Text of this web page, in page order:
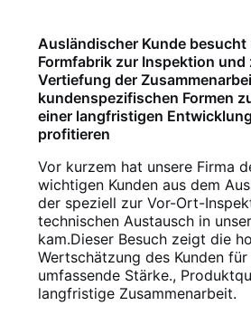
FORDERN
SIE EIN
ZITAT
SITEMAP
Ausländischer Kunde besucht
Formfabrik zur Inspektion
Vertiefung der
kundenspezifischen Formen
einer langfristigen
profitieren
Vor kurzem hat unsere Firma
wichtigen Kunden aus dem
der speziell zur Vor-Ort-
technischen Austausch in
kam.Dieser Besuch zeigt die
Wertschätzung des Kunden für
umfassende Stärke.,
langfristige Zusammenarbeit.